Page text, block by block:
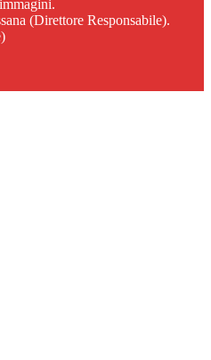
(Direttore Responsabile).